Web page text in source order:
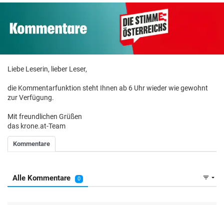
Liebe Leserin, lieber Leser,
die Kommentarfunktion steht Ihnen ab 6 Uhr wieder wie gewohnt
zur Verfügung.
Mit freundlichen Grüßen
das krone.at-Team